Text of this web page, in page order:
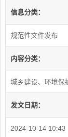
信息分类：
规范性文件发布
内容分类：
城乡建设、环境保
发文日期：
2024-10-14 10:43